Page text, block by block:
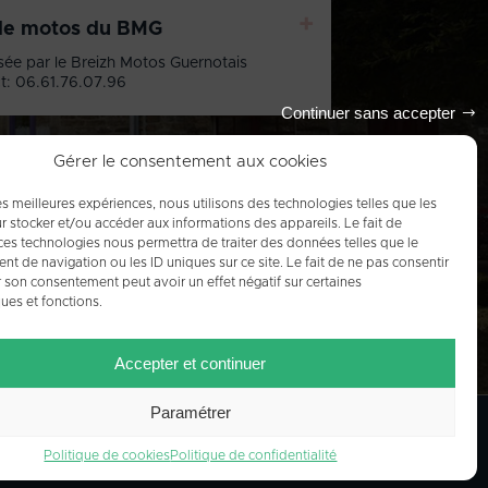
Gérer le consentement aux cookies
meilleures expériences, nous utilisons des technologies telles que les
stocker et/ou accéder aux informations des appareils. Le fait de
technologies nous permettra de traiter des données telles que le
de navigation ou les ID uniques sur ce site. Le fait de ne pas consentir
son consentement peut avoir un effet négatif sur certaines
et fonctions.
Accepter et continuer
Continuer sans accepter
Paramétrer
Politique de cookiesPolitique de confidentialité
motos du BMG
par le Breizh Motos Guernotais
06.61.76.07.96
Tout l'agenda